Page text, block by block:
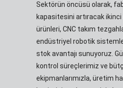
Sektörün öncüsü olarak,
kapasitesini artıracak
ürünleri, CNC takım
endüstriyel robotik
stok avantajı sunuyoruz.
kontrol süreçlerimiz ve
ekipmanlarımızla, üretim